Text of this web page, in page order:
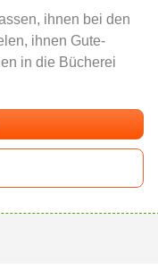
ihnen bei den
ihnen Gute-
in die Bücherei